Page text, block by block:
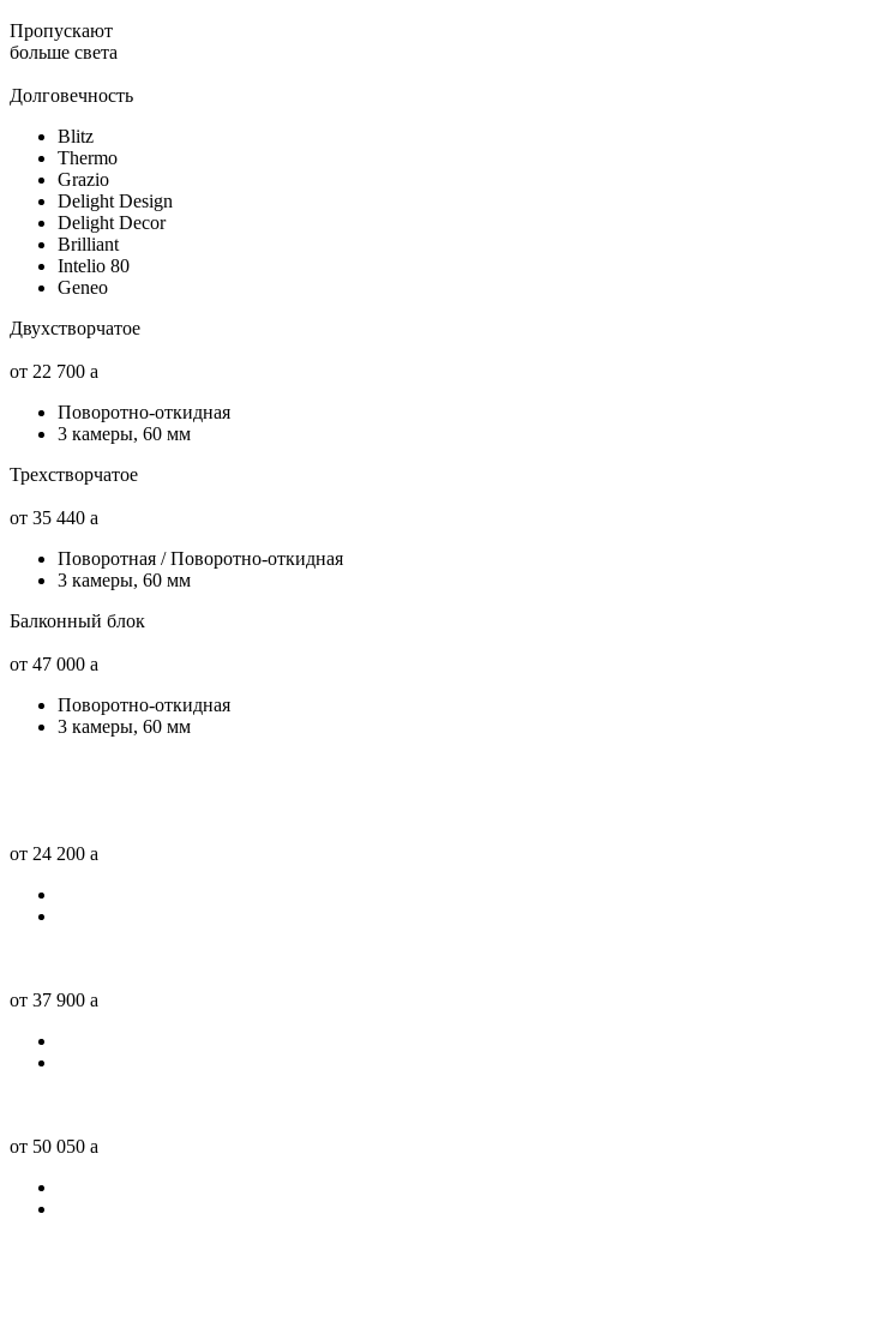
Пропускают
больше света
Долговечность
Blitz
Thermo
Grazio
Delight Design
Delight Decor
Brilliant
Intelio 80
Geneo
Двухстворчатое
от 22 700 a
Поворотно-откидная
3 камеры, 60 мм
Трехстворчатое
от 35 440 a
Поворотная / Поворотно-откидная
3 камеры, 60 мм
Балконный блок
от 47 000 a
Поворотно-откидная
3 камеры, 60 мм
от 24 200 a
от 37 900 a
от 50 050 a